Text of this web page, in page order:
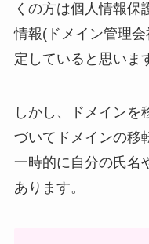
くの方は個人情報保
情報(ドメイン管理
定していると思いま
しかし、ドメインを
づいてドメインの移
一時的に自分の氏名
あります。